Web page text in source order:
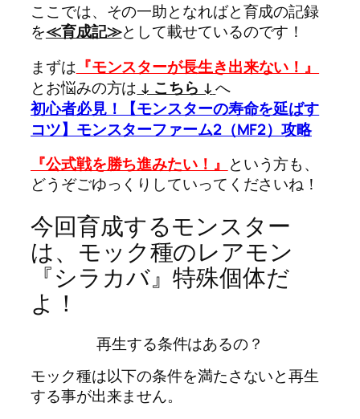
ここでは、その一助となればと育成の記録
を≪育成記≫として載せているのです！
まずは 『モンスターが長生き出来ない！』
とお悩みの方は ↓ こちら ↓ へ
初心者必見！【モンスターの寿命を延ばす
コツ】モンスターファーム2（MF2）攻略
『公式戦を勝ち進みたい！』 という方も、
どうぞごゆっくりしていってくださいね！
今回育成するモンスター
は、モック種のレアモン
『シラカバ』特殊個体だ
よ！
再生する条件はあるの？
モック種は以下の条件を満たさないと再生
する事が出来ません。